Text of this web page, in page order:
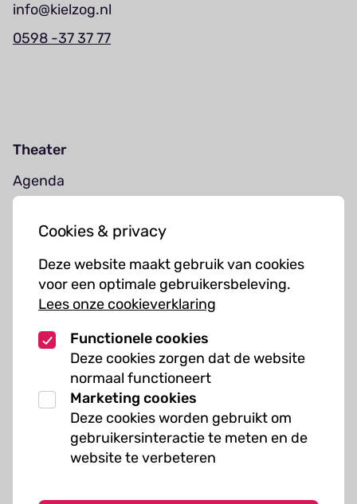
Cookies & privacy
Deze website maakt gebruik van cookies
voor een optimale gebruikersbeleving.
Lees onze cookieverklaring
Functionele cookies
Deze cookies zorgen dat de website
normaal functioneert
Marketing cookies
Deze cookies worden gebruikt om
gebruikersinteractie te meten en de
website te verbeteren
info@kielzog.nl
0598 -37 37 77
Theater
Agenda
Muziekcursussen
Kunst cursussen
Over ons
Organisatie
Werken bij Kielzog
Veelgestelde vragen